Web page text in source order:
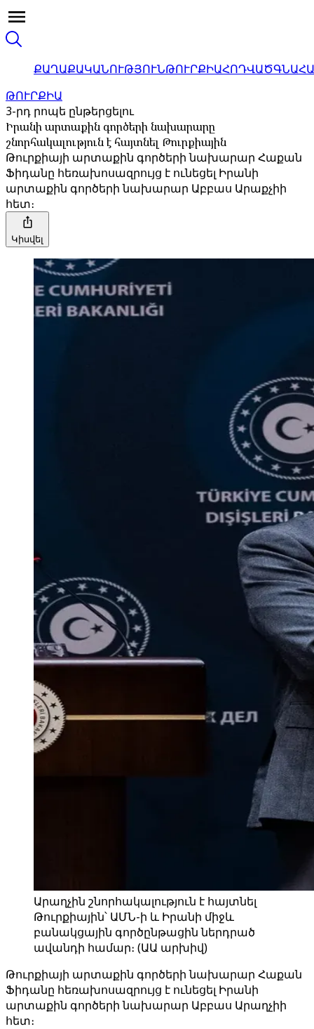
ՔԱՂԱՔԱԿԱՆՈՒԹՅՈՒՆԹՈՒՐՔԻԱՀՈԴՎԱԾ
ԹՈՒՐՔԻԱ
3-րդ րոպե ընթերցելու
Իրանի արտաքին գործերի նախարարը
շնորհակալություն է հայտնել Թուրքիային
Թուրքիայի արտաքին գործերի նախարար Հաքան
Ֆիդանը հեռախոսազրույց է ունեցել Իրանի
արտաքին գործերի նախարար Աբբաս Արաքչիի
հետ։
Կիսվել
Արաղչին շնորհակալություն է հայտնել
Թուրքիային՝ ԱՄՆ-ի և Իրանի միջև
բանակցային գործընթացին ներդրած
ավանդի համար։ (ԱԱ արխիվ)
Թուրքիայի արտաքին գործերի նախարար Հաքան
Ֆիդանը հեռախոսազրույց է ունեցել Իրանի
արտաքին գործերի նախարար Աբբաս Արաղչիի
հետ։